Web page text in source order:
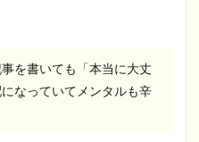
を書いても「本当に大丈
なっていてメンタルも辛